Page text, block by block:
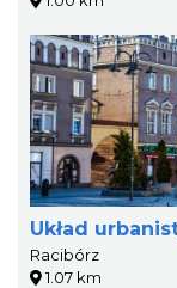
Układ
Racibórz
1.07 km